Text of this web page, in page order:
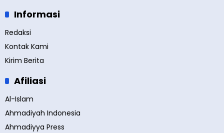
Informasi
Redaksi
Kontak Kami
Kirim Berita
Afiliasi
Al-Islam
Ahmadiyah Indonesia
Ahmadiyya Press